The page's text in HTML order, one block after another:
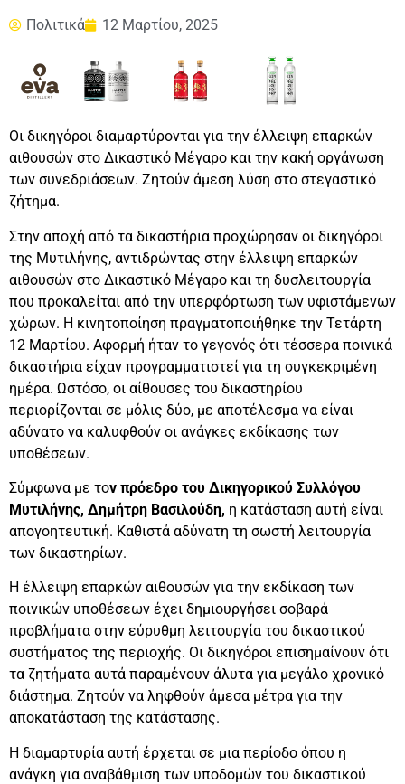
Πολιτικά 12 Μαρτίου, 2025
Οι δικηγόροι διαμαρτύρονται για την έλλειψη επαρκών
αιθουσών στο Δικαστικό Μέγαρο και την κακή οργάνωση
των συνεδριάσεων. Ζητούν άμεση λύση στο στεγαστικό
ζήτημα.
Στην αποχή από τα δικαστήρια προχώρησαν οι δικηγόροι
της Μυτιλήνης, αντιδρώντας στην έλλειψη επαρκών
αιθουσών στο Δικαστικό Μέγαρο και τη δυσλειτουργία
που προκαλείται από την υπερφόρτωση των υφιστάμενων
χώρων. Η κινητοποίηση πραγματοποιήθηκε την Τετάρτη
12 Μαρτίου. Αφορμή ήταν το γεγονός ότι τέσσερα ποινικά
δικαστήρια είχαν προγραμματιστεί για τη συγκεκριμένη
ημέρα. Ωστόσο, οι αίθουσες του δικαστηρίου
περιορίζονται σε μόλις δύο, με αποτέλεσμα να είναι
αδύνατο να καλυφθούν οι ανάγκες εκδίκασης των
υποθέσεων.
Σύμφωνα με τον πρόεδρο του Δικηγορικού Συλλόγου
Μυτιλήνης, Δημήτρη Βασιλούδη, η κατάσταση αυτή είναι
απογοητευτική. Καθιστά αδύνατη τη σωστή λειτουργία
των δικαστηρίων.
Η έλλειψη επαρκών αιθουσών για την εκδίκαση των
ποινικών υποθέσεων έχει δημιουργήσει σοβαρά
προβλήματα στην εύρυθμη λειτουργία του δικαστικού
συστήματος της περιοχής. Οι δικηγόροι επισημαίνουν ότι
τα ζητήματα αυτά παραμένουν άλυτα για μεγάλο χρονικό
διάστημα. Ζητούν να ληφθούν άμεσα μέτρα για την
αποκατάσταση της κατάστασης.
Η διαμαρτυρία αυτή έρχεται σε μια περίοδο όπου η
ανάγκη για αναβάθμιση των υποδομών του δικαστικού